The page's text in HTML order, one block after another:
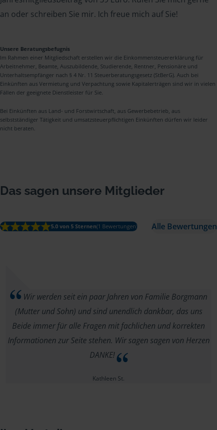
an oder schreiben Sie mir. Ich freue mich auf Sie!
Unsere Beratungsbefugnis
Im Rahmen einer Mitgliedschaft erstellen wir die Einkommensteuererklärung für
Arbeitnehmer, Beamte, Auszubildende, Studierende, Rentner, Pensionäre und
Unterhaltsempfänger nach § 4 Nr. 11 Steuerberatungsgesetz (StBerG). Auch bei
Einkünften aus Vermietung und Verpachtung sowie Kapitalerträgen sind wir in vielen
Fällen der geeignete Dienstleister für Sie.
Bei Einkünften aus Land- und Forstwirtschaft, aus Gewerbebetrieb, aus
selbstständiger Tätigkeit und umsatzsteuerpflichtigen Einkünften dürfen wir leider
nicht beraten.
Das sagen unsere Mitglieder
5.0 von 5 Sternen(1 Bewertungen) Alle Bewertungen
Wir werden seit ein paar Jahren von Familie Borgmann
(Mutter und Sohn) und sind unendlich dankbar, das uns
Beide immer für alle Fragen mit fachlichen und korrekten
Informationen zur Seite stehen. Wir sagen sagen von Herzen
DANKE!
Kathleen St.